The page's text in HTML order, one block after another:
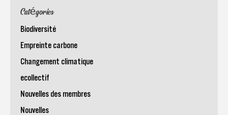
Catégories
Biodiversité
Empreinte carbone
Changement climatique
ecollectif
Nouvelles des membres
Nouvelles